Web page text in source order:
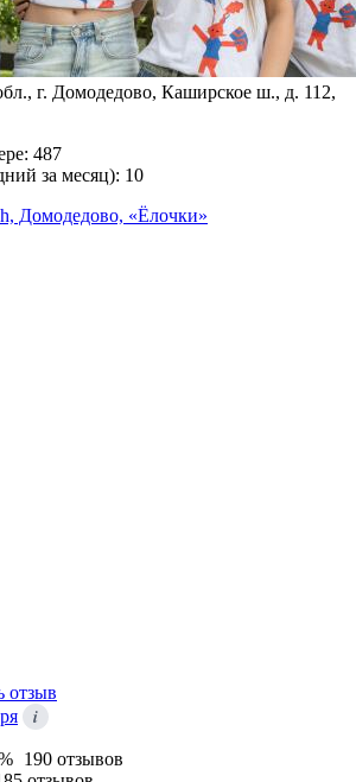
г. Домодедово, Каширское ш., д. 112,
487
за месяц): 10
Домодедово, «Ёлочки»
отзыв
i
190 отзывов